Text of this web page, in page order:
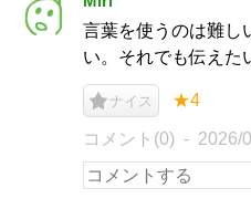
言葉を使うのは難し
い。それでも伝えた
ナイス ★4
コメント(0) 2026/